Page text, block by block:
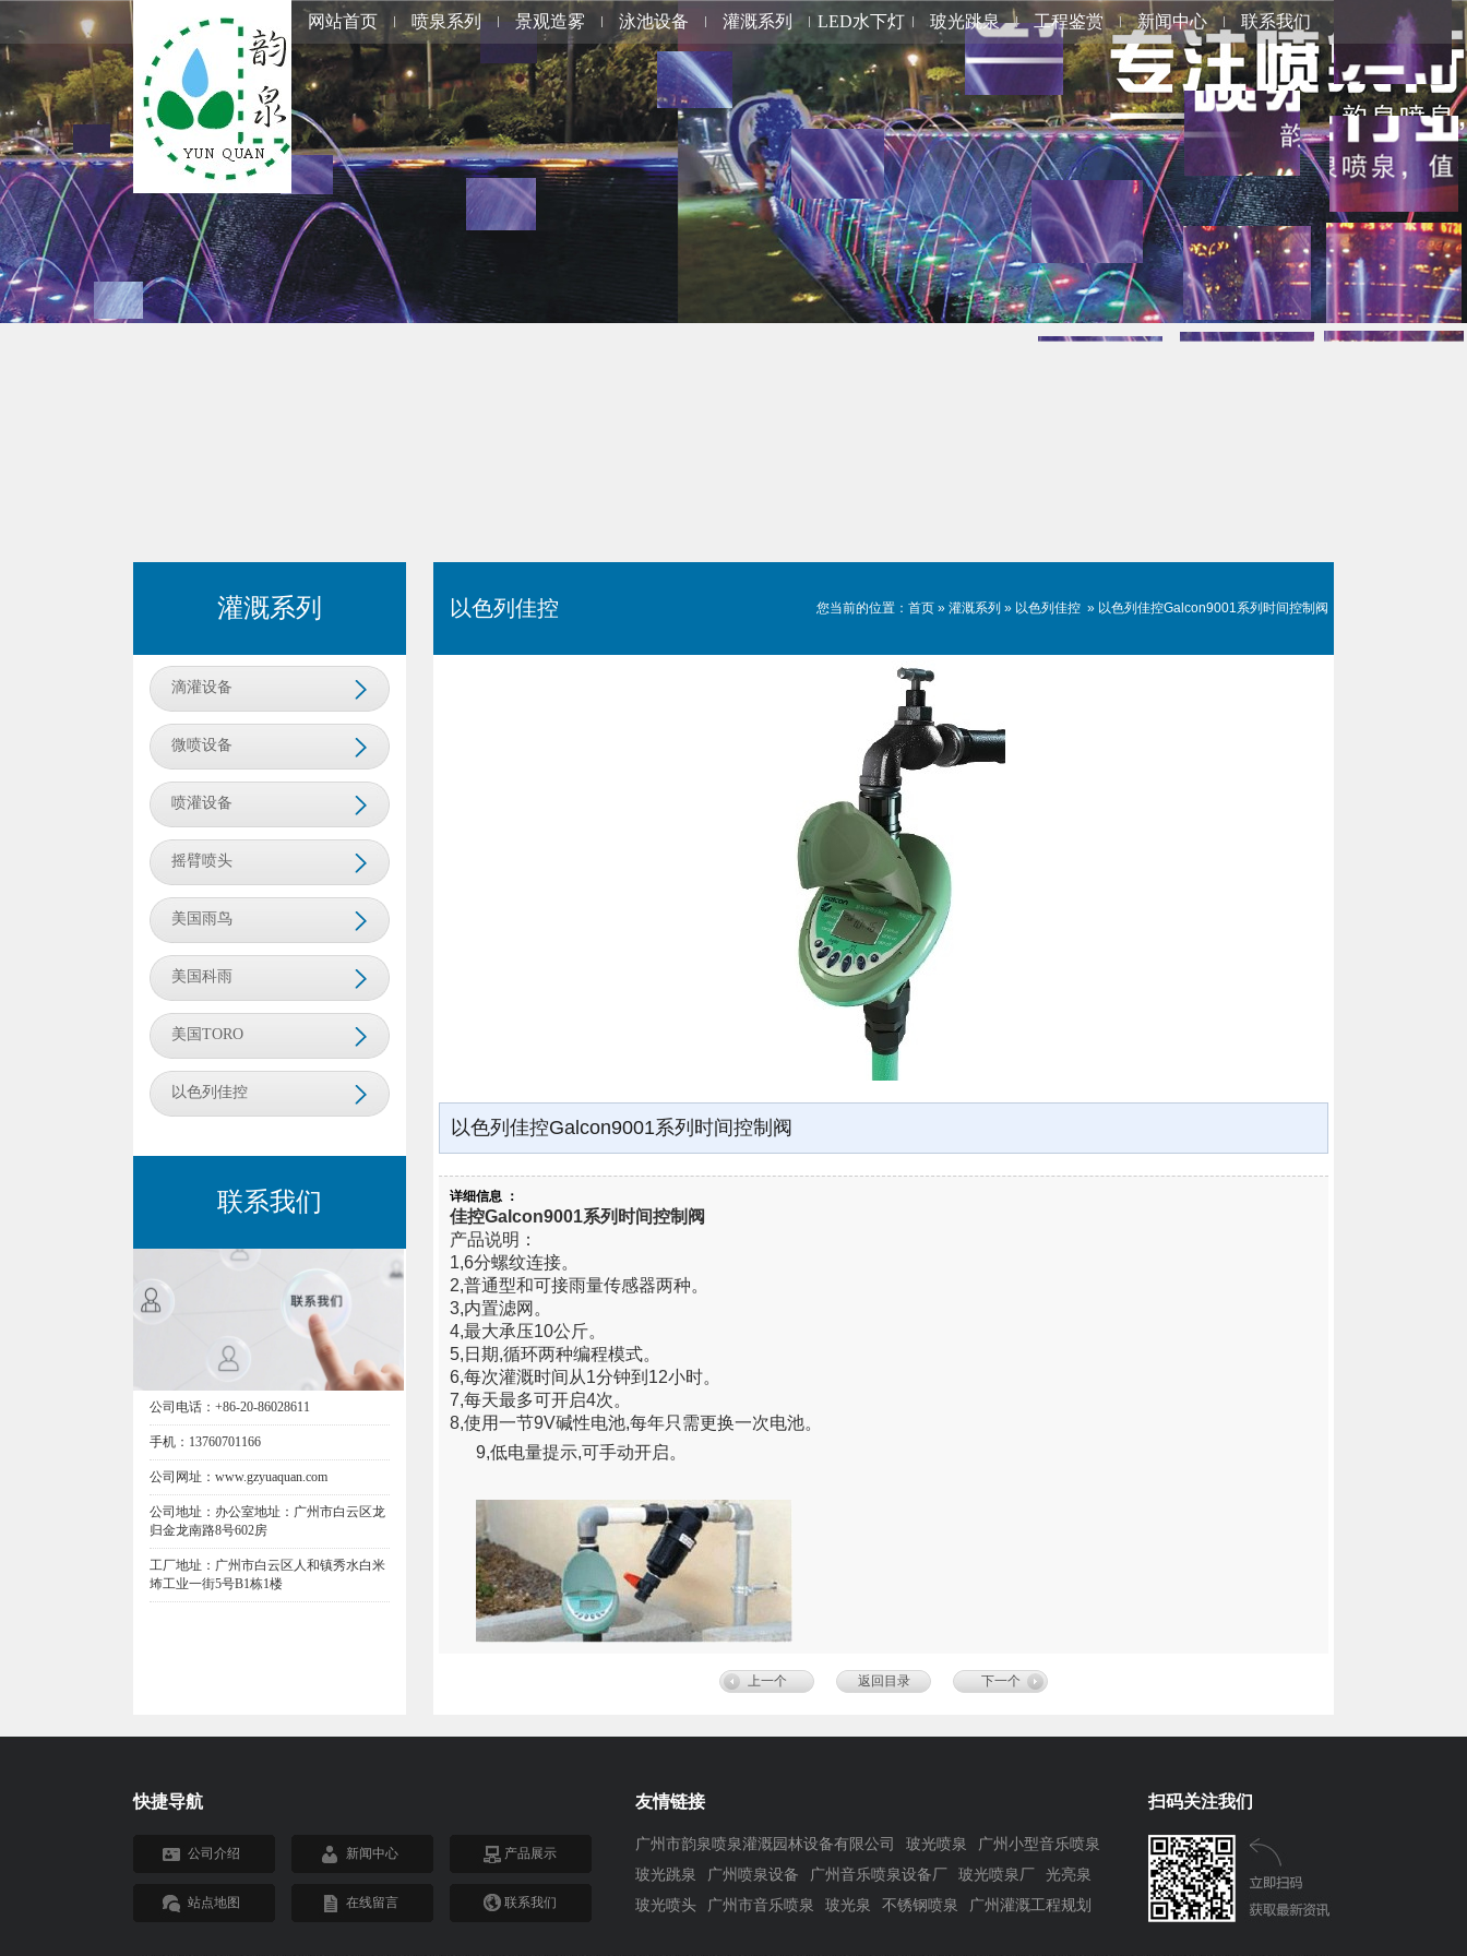
网站首页 喷泉系列 景观造雾 泳池设备 灌溉系列 LED水下灯 玻光跳泉 工程鉴赏 新闻中心 联系我们
灌溉系列
滴灌设备
微喷设备
喷灌设备
摇臂喷头
美国雨鸟
美国科雨
美国TORO
以色列佳控
联系我们
公司电话：+86-20-86028611
手机：13760701166
公司网址：www.gzyuaquan.com
公司地址：办公室地址：广州市白云区龙
归金龙南路8号602房
工厂地址：广州市白云区人和镇秀水白米
㘵工业一街5号B1栋1楼
以色列佳控 您当前的位置： 首页 » 灌溉系列 » 以色列佳控 » 以色列佳控Galcon9001系列时间控制阀
以色列佳控Galcon9001系列时间控制阀
详细信息 ：
佳控Galcon9001系列时间控制阀
产品说明：
1,6分螺纹连接。
2,普通型和可接雨量传感器两种。
3,内置滤网。
4,最大承压10公斤。
5,日期,循环两种编程模式。
6,每次灌溉时间从1分钟到12小时。
7,每天最多可开启4次。
8,使用一节9V碱性电池,每年只需更换一次电池。
9,低电量提示,可手动开启。
上一个 返回目录 下一个
快捷导航
公司介绍 新闻中心 产品展示
站点地图 在线留言 联系我们
友情链接
广州市韵泉喷泉灌溉园林设备有限公司 玻光喷泉
广州小型音乐喷泉
玻光跳泉
广州喷泉设备 广州音乐喷泉设备厂 玻光喷泉厂
光亮泉
玻光喷头
广州市音乐喷泉 玻光泉 不锈钢喷泉 广州灌溉工程规划
扫码关注我们